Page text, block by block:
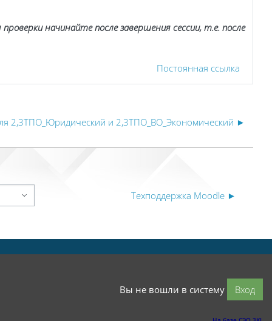
начинайте после завершения сессии, т.е. после
Постоянная ссылка
2,3ТПО_Юридический и 2,3ТПО_ВО_Экономический ►
Техподдержка Moodle ►
Вы не вошли в систему Вход